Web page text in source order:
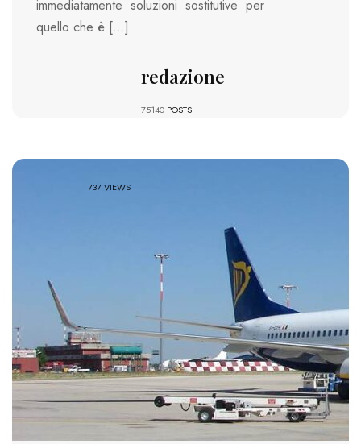
immediatamente soluzioni sostitutive per
quello che è […]
redazione
75140 POSTS
737 VIEWS